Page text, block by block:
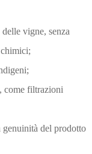
delle vigne, senza
come filtrazioni
genuinità del prodotto